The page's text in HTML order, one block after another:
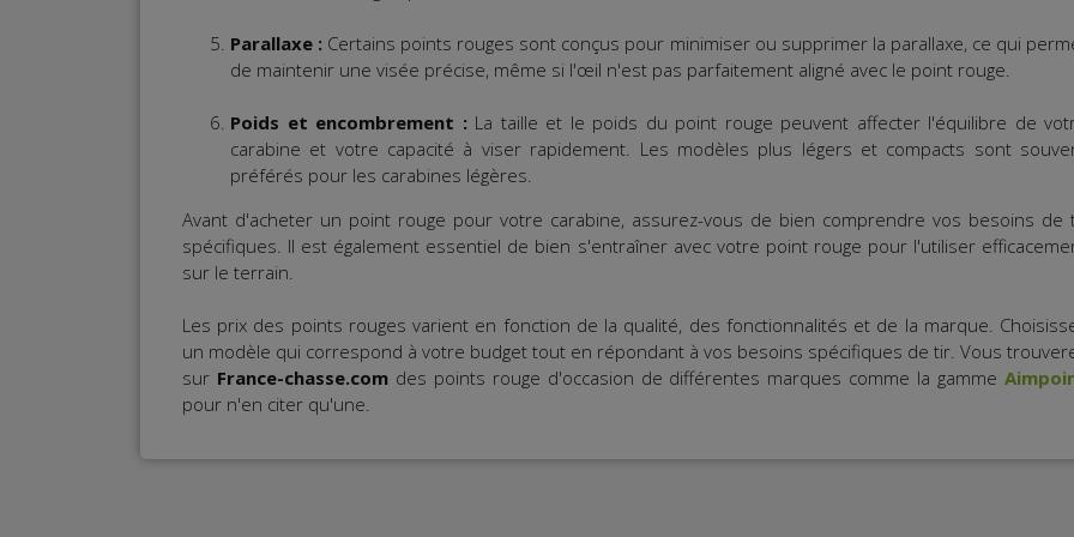
Parallaxe : Certains points rouges sont conçus pour minimiser ou supprimer la parallaxe, ce qui
de maintenir une visée précise, même si l'œil n'est pas parfaitement aligné avec le point rouge.
Poids et encombrement : La taille et le poids du point rouge peuvent affecter l'équilibre de
carabine et votre capacité à viser rapidement. Les modèles plus légers et compacts sont
préférés pour les carabines légères.
Avant d'acheter un point rouge pour votre carabine, assurez-vous de bien comprendre vos besoins de
spécifiques. Il est également essentiel de bien s'entraîner avec votre point rouge pour l'utiliser
sur le terrain.
Les prix des points rouges varient en fonction de la qualité, des fonctionnalités et de la marque.
un modèle qui correspond à votre budget tout en répondant à vos besoins spécifiques de tir. Vous
sur France-chasse.comdes points rouge d'occasion de différentes marques comme la gamme
pour n'en citer qu'une.